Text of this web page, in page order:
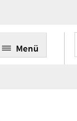
Menü